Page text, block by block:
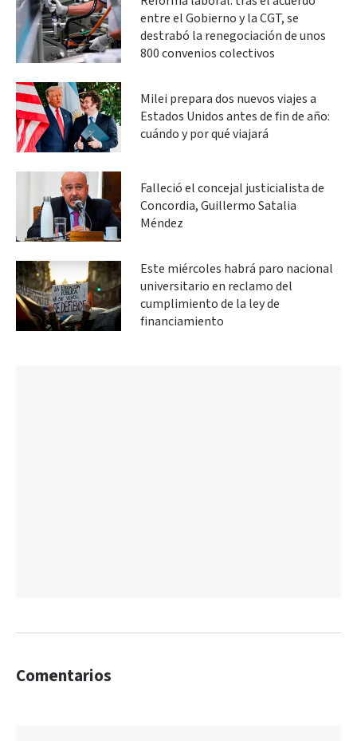
entre el Gobierno y la CGT, se
destrabó la renegociación de unos
800 convenios colectivos
Milei prepara dos nuevos viajes a
Estados Unidos antes de fin de año:
cuándo y por qué viajará
Falleció el concejal justicialista de
Concordia, Guillermo Satalia
Méndez
Este miércoles habrá paro nacional
universitario en reclamo del
cumplimiento de la ley de
financiamiento
Comentarios